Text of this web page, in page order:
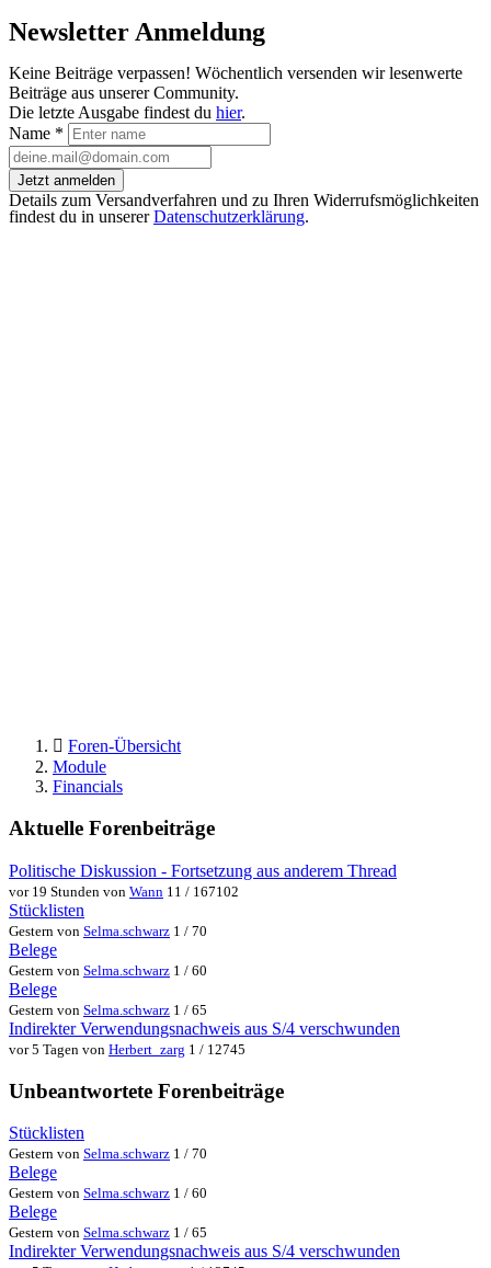
Newsletter Anmeldung
Keine Beiträge verpassen! Wöchentlich versenden wir lesenwerte
Beiträge aus unserer Community.
Die letzte Ausgabe findest du hier.
Name *
Jetzt anmelden
Details zum Versandverfahren und zu Ihren Widerrufsmöglichkeiten
findest du in unsererDatenschutzerklärung.
Foren-Übersicht
Module
Financials
Aktuelle Forenbeiträge
Politische Diskussion - Fortsetzung aus anderem Thread
vor 19 Stunden von Wann 11 / 167102
Stücklisten
Gestern von Selma.schwarz 1 / 70
Belege
Gestern von Selma.schwarz 1 / 60
Belege
Gestern von Selma.schwarz 1 / 65
Indirekter Verwendungsnachweis aus S/4 verschwunden
vor 5 Tagen von Herbert_zarg 1 / 12745
Unbeantwortete Forenbeiträge
Stücklisten
Gestern von Selma.schwarz 1 / 70
Belege
Gestern von Selma.schwarz 1 / 60
Belege
Gestern von Selma.schwarz 1 / 65
Indirekter Verwendungsnachweis aus S/4 verschwunden